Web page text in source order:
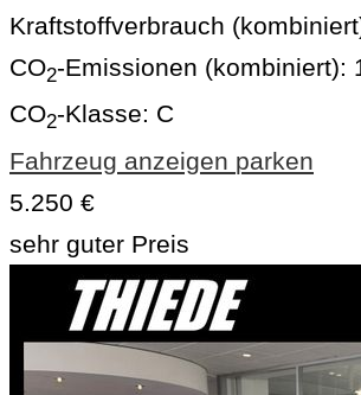
Kraftstoffverbrauch
CO2-Emissionen (kombiniert):
CO2-Klasse: C
Fahrzeug anzeigen parken
5.250 €
sehr guter Preis